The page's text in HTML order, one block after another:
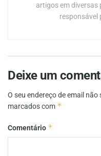
artigos em
responsável
Deixe um
O seu endereço de email
marcados com *
Comentário *